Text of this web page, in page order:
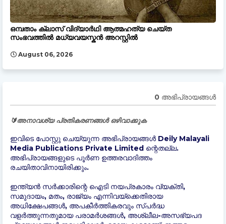
ഒമ്പതാം ക്ലാസ് വിദ്യാർഥി ആത്മഹത്യ ചെയ്ത
സംഭവത്തിൽ മധ്യവയസ്കൻ അറസ്റ്റിൽ
August 06, 2026
0 അഭിപ്രായങ്ങള്‍
🔰അനാവശ്യ പ്രതികരണങ്ങൾ ഒഴിവാക്കുക
ഇവിടെ പോസ്റ്റു ചെയ്യുന്ന അഭിപ്രായങ്ങൾ Deily Malayali
Media Publications Private Limited ന്റെതല്ല.
അഭിപ്രായങ്ങളുടെ പൂർണ ഉത്തരവാദിത്തം
രചയിതാവിനായിരിക്കും.
ഇന്ത്യന്‍ സർക്കാരിന്റെ ഐടി നയപ്രകാരം വ്യക്തി,
സമുദായം, മതം, രാജ്യം എന്നിവയ്ക്കെതിരായ
അധിക്ഷേപങ്ങൾ, അപകീർത്തികരവും സ്പർദ്ധ
വളർത്തുന്നതുമായ പരാമർശങ്ങൾ, അശ്ലീല-അസഭ്യപദ